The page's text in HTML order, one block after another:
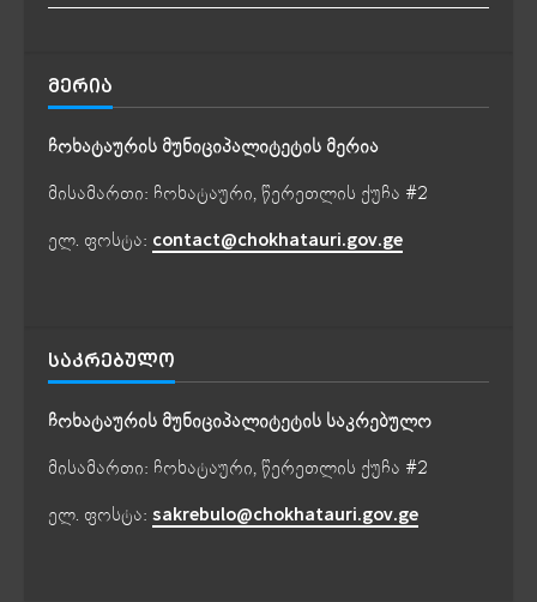
ᲛᲔᲠᲘᲐ
ჩოხატაურის მუნიციპალიტეტის მერია
მისამართი: ჩოხატაური, წერეთლის ქუჩა #2
ელ. ფოსტა: contact@chokhatauri.gov.ge
ᲡᲐᲙᲠᲔᲑᲣᲚᲝ
ჩოხატაურის მუნიციპალიტეტის საკრებულო
მისამართი: ჩოხატაური, წერეთლის ქუჩა #2
ელ. ფოსტა: sakrebulo@chokhatauri.gov.ge